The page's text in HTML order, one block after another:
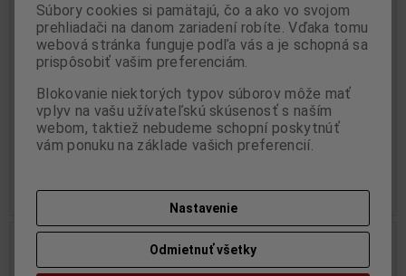
RACING RB18 - MAX
VERSTAPPEN - WINNER
DUTCH GP 2022 -
MINICHAMPS - 110221501
Výrobca:MINICHAMPS
Katalógové číslo:MC-
110221501
Skladom:1 ks
Pridať do košíka
RB16B - MAX VERSTAPPEN -
WINNER DUTCH GP 2021 -
MINICHAMPS - 110211433
Výrobca:
Katalógové číslo:MC-
110211433
Skladom: 1 ks
Pridať do košíka
Náš TIP
Súbory cookies si pamätajú, čo a ako vo svojom
prehliadači na danom zariadení robíte. Vďaka tomu
webová stránka funguje podľa vás a je schopná sa
prispôsobiť vašim preferenciám.
Blokovanie niektorých typov súborov môže mať
vplyv na vašu užívateľskú skúsenosť s naším
webom, taktiež nebudeme schopní poskytnúť
vám ponuku na základe vašich preferencií.
Nastavenie
Odmietnuť všetky